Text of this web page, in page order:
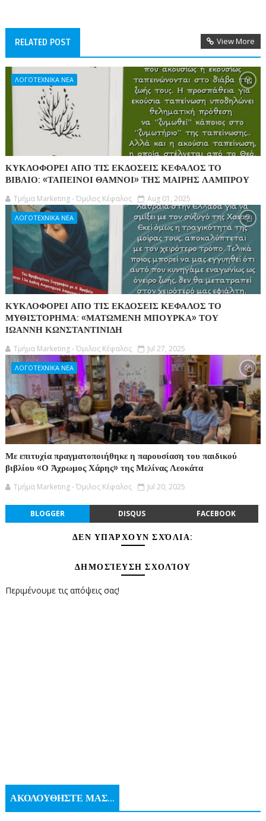
RELATED POST View More
ΛΟΓΟΤΕΧΝΙΚΑ ΝΕΑ
ΚΥΚΛΟΦΟΡΕΙ ΑΠΟ ΤΙΣ ΕΚΔΟΣΕΙΣ ΚΕΦΑΛΟΣ ΤΟ
ΒΙΒΛΙΟ: «ΤΑΠΕΙΝΟΙ ΘΑΜΝΟΙ» ΤΗΣ ΜΑΙΡΗΣ ΛΑΜΠΡΟΥ
Τμήμα Marketing - Όμιλος Κέφαλος Aug 01, 2025
ΛΟΓΟΤΕΧΝΙΚΑ ΝΕΑ
ΚΥΚΛΟΦΟΡΕΙ ΑΠΟ ΤΙΣ ΕΚΔΟΣΕΙΣ ΚΕΦΑΛΟΣ ΤΟ
ΜΥΘΙΣΤΟΡΗΜΑ: «ΜΑΤΩΜΕΝΗ ΜΠΟΥΡΚΑ» ΤΟΥ
ΙΩΑΝΝΗ ΚΩΝΣΤΑΝΤΙΝΙΔΗ
Τμήμα Marketing - Όμιλος Κέφαλος Jul 27, 2025
ΛΟΓΟΤΕΧΝΙΚΑ ΝΕΑ
Με επιτυχία πραγματοποιήθηκε η παρουσίαση του παιδικού
βιβλίου «Ο Άχρωμος Χάρης» της Μελίνας Λεοκάτα
Τμήμα Marketing - Όμιλος Κέφαλος Jul 20, 2025
BLOGGER DISQUS FACEBOOK
ΔΕΝ ΥΠΆΡΧΟΥΝ ΣΧΌΛΙΑ:
ΔΗΜΟΣΊΕΥΣΗ ΣΧΟΛΊΟΥ
Περιμένουμε τις απόψεις σας!
ΑΚΟΛΟΥΘΗΣΤΕ ΜΑΣ...